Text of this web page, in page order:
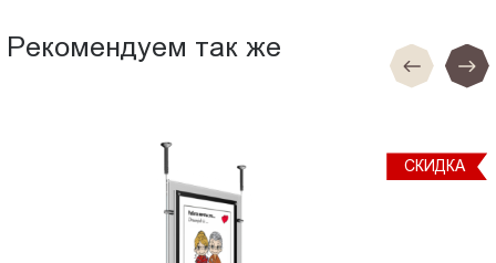
Рекомендуем так же
СКИДКА